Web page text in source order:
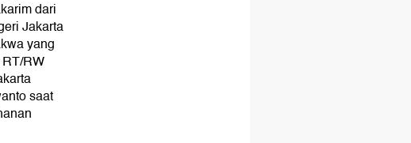
dari
Jakarta
yang
RW
saat